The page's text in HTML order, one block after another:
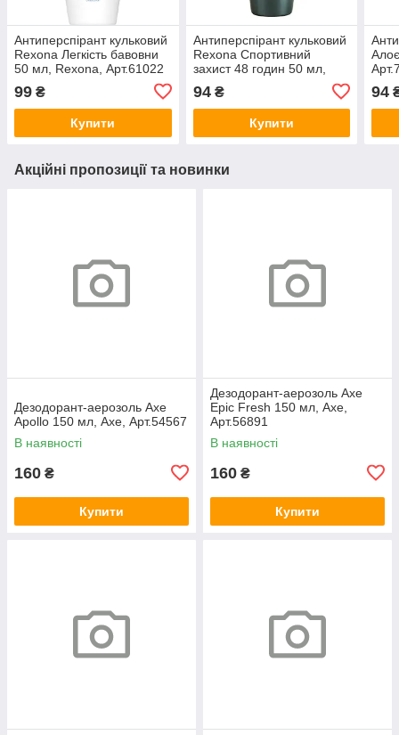
Антиперспірант кульковий
Rexona Легкість бавовни
50 мл, Rexona, Арт.61022
99 ₴
Купити
Антиперспірант кульковий
Rexona Спортивний
захист 48 годин 50 мл,
94₴
Купити
94
Акційні пропозиції та новинки
Дезодорант-аерозоль Axe
Apollo 150 мл, Axe, Арт.54567
В наявності
160 ₴
Купити
Дезодорант-аерозоль Axe
Epic Fresh 150 мл, Axe,
Арт.56891
В наявності
160 ₴
Купити